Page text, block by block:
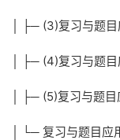
│ ├─ (3)复习与题
│ ├─ (4)复习与题
│ ├─ (5)复习与题
│ └─ 复习与题目应